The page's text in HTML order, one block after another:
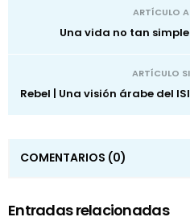
ARTÍCULO
Una vida no tan
ARTÍCULO
Rebel | Una visión árabe del
COMENTARIOS (0)
Entradas relacionadas